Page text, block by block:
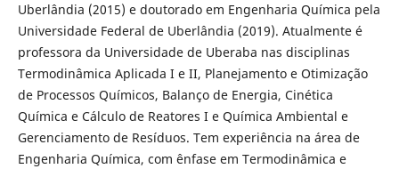
Uberlândia (2015) e doutorado em Engenharia Química pela
Universidade Federal de Uberlândia (2019). Atualmente é
professora da Universidade de Uberaba nas disciplinas
Termodinâmica Aplicada I e II, Planejamento e Otimização
de Processos Químicos, Balanço de Energia, Cinética
Química e Cálculo de Reatores I e Química Ambiental e
Gerenciamento de Resíduos. Tem experiência na área de
Engenharia Química, com ênfase em Termodinâmica e